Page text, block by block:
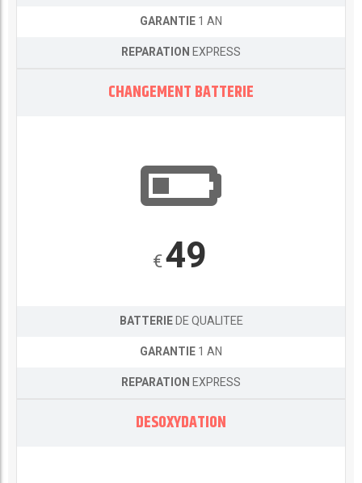
GARANTIE1 AN
REPARATIONEXPRESS
CHANGEMENT BATTERIE
€49
BATTERIEDE QUALITEE
GARANTIE1 AN
REPARATIONEXPRESS
DESOXYDATION